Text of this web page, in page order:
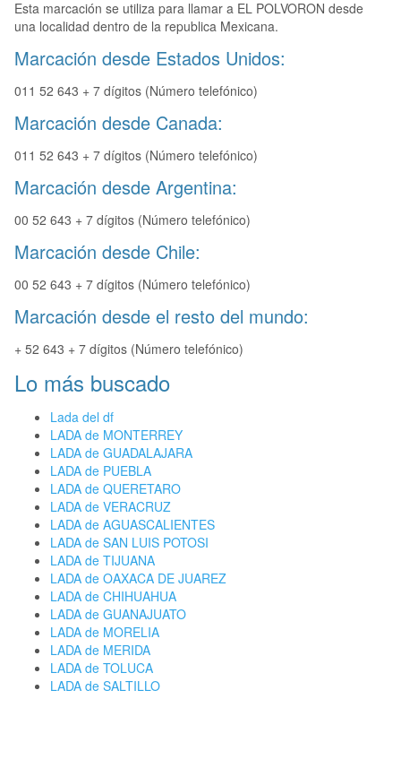
Esta marcación se utiliza para llamar a EL POLVORON desde
una localidad dentro de la republica Mexicana.
Marcación desde Estados Unidos:
011 52 643 + 7 dígitos (Número telefónico)
Marcación desde Canada:
011 52 643 + 7 dígitos (Número telefónico)
Marcación desde Argentina:
00 52 643 + 7 dígitos (Número telefónico)
Marcación desde Chile:
00 52 643 + 7 dígitos (Número telefónico)
Marcación desde el resto del mundo:
+ 52 643 + 7 dígitos (Número telefónico)
Lo más buscado
Lada del df
LADA de MONTERREY
LADA de GUADALAJARA
LADA de PUEBLA
LADA de QUERETARO
LADA de VERACRUZ
LADA de AGUASCALIENTES
LADA de SAN LUIS POTOSI
LADA de TIJUANA
LADA de OAXACA DE JUAREZ
LADA de CHIHUAHUA
LADA de GUANAJUATO
LADA de MORELIA
LADA de MERIDA
LADA de TOLUCA
LADA de SALTILLO